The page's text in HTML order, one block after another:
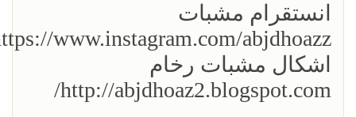
انستقرام مشبات
www.instagram.com/abjdhoazz/
اشكال مشبات رخام
http://abjdhoaz2.blogspot.com/